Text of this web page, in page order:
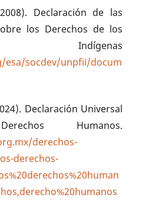
Declaración de las
los Derechos de los
Indígenas
socdev/unpfii/docum
Declaración Universal
Humanos.
derechos-
derechos-